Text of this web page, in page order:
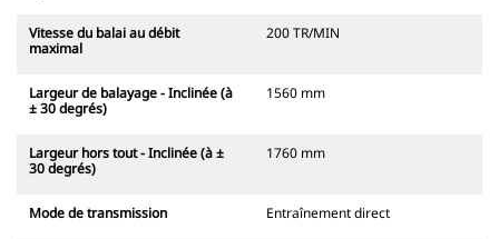
Vitesse du balai au débit
maximal
200 TR/MIN
Largeur de balayage - Inclinée (à
± 30 degrés)
1560 mm
Largeur hors tout - Inclinée (à ±
30 degrés)
1760 mm
Mode de transmission Entraînement direct